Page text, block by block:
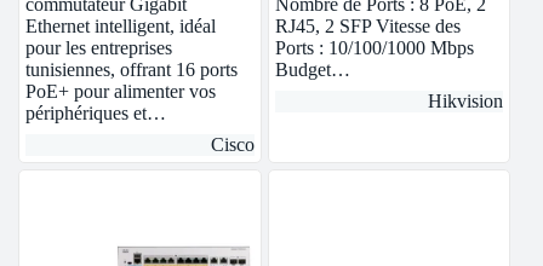
Ethernet intelligent, idéal
pour les entreprises
tunisiennes, offrant 16 ports
PoE+ pour alimenter vos
périphériques et…
Cisco
RJ45, 2 SFP Vitesse des
Ports : 10/100/1000 Mbps
Budget…
Hikvision